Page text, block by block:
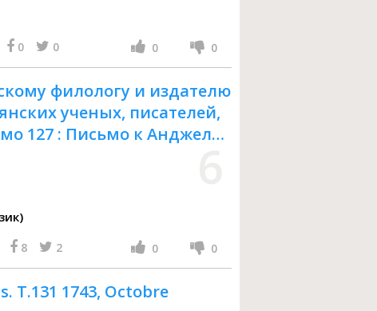
0 0 0 0
филологу и издателю
ученых, писателей,
127 : Письмо к Анджело
8 2 0 0
T.131 1743, Octobre